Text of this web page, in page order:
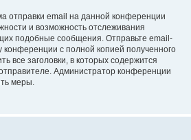
отправки email на данной конференции
и возможность отслеживания
подобные сообщения. Отправьте email-
с полной копией полученного
все заголовки, в которых содержится
Администратор конференции
меры.